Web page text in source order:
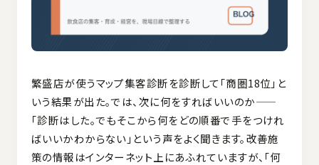
繁盛店が使うマップ集客診断を診断して「商圏18位」と
いう結果が出た。では、次に何をすればいいのか——
「診断はした。でもそこから何をどの順番で手をつけれ
ばいいかわからない」という声をよく聞きます。改善施
策の情報はインターネット上にあふれていますが、「何